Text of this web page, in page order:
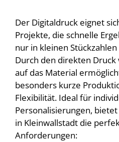
Der Digitaldruck eignet
Projekte, die schnelle
nur in kleinen
Durch den direkten Druck
auf das Material
besonders kurze
Flexibilität. Ideal für
Personalisierungen,
in Kleinwallstadt die
Anforderungen: